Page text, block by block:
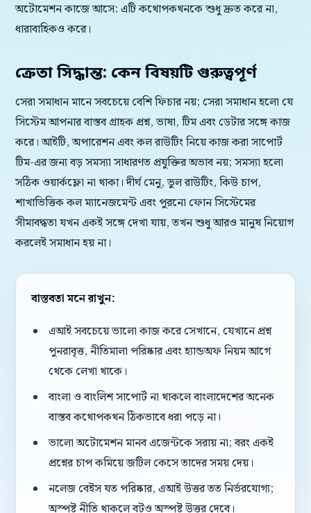
অটোমেশন কাজে আসে: এটি কথোপকথনকে শুধু দ্রুত করে না,
ধারাবাহিকও করে।
ক্রেতা সিদ্ধান্ত: কেন বিষয়টি গুরুত্বপূর্ণ
সেরা সমাধান মানে সবচেয়ে বেশি ফিচার নয়; সেরা সমাধান হলো যে
সিস্টেম আপনার বাস্তব গ্রাহক প্রশ্ন, ভাষা, টিম এবং ডেটার সঙ্গে কাজ
করে। আইটি, অপারেশন এবং কল রাউটিং নিয়ে কাজ করা সাপোর্ট
টিম-এর জন্য বড় সমস্যা সাধারণত প্রযুক্তির অভাব নয়; সমস্যা হলো
সঠিক ওয়ার্কফ্লো না থাকা। দীর্ঘ মেনু, ভুল রাউটিং, কিউ চাপ,
শাখাভিত্তিক কল ম্যানেজমেন্ট এবং পুরনো ফোন সিস্টেমের
সীমাবদ্ধতা যখন একই সঙ্গে দেখা যায়, তখন শুধু আরও মানুষ নিয়োগ
করলেই সমাধান হয় না।
বাস্তবতা মনে রাখুন:
এআই সবচেয়ে ভালো কাজ করে সেখানে, যেখানে প্রশ্ন
পুনরাবৃত্ত, নীতিমালা পরিষ্কার এবং হ্যান্ডঅফ নিয়ম আগে
থেকে লেখা থাকে।
বাংলা ও বাংলিশ সাপোর্ট না থাকলে বাংলাদেশের অনেক
বাস্তব কথোপকথন ঠিকভাবে ধরা পড়ে না।
ভালো অটোমেশন মানব এজেন্টকে সরায় না; বরং একই
প্রশ্নের চাপ কমিয়ে জটিল কেসে তাদের সময় দেয়।
নলেজ বেইস যত পরিষ্কার, এআই উত্তর তত নির্ভরযোগ্য;
অস্পষ্ট নীতি থাকলে বটও অস্পষ্ট উত্তর দেবে।